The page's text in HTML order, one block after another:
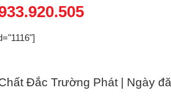
Đắc Trường Phát | Ngày